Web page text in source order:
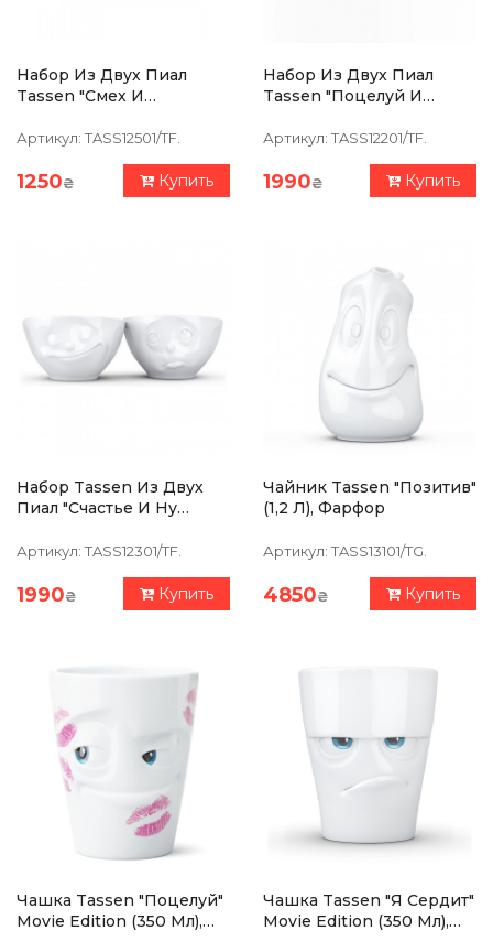
Набор Из Двух Пиал
Tassen "Смех И
Фарфор
Артикул: TASS12501/TF.
1250₴ Купить
Набор Из Двух Пиал
Tassen "Поцелуй И
Фарфор
Артикул: TASS12201/TF.
1990₴ Купить
Набор Tassen Из Двух
Пиал "Счастье И Ну
Фарфор
Артикул: TASS12301/TF.
1990₴ Купить
Чайник Tassen "Позитив"
(1,2 Л), Фарфор
Артикул: TASS13101/TG.
4850₴ Купить
Чашка Tassen "Поцелуй"
Movie Edition (350 Мл),
Чашка Tassen "Я Сердит"
Movie Edition (350 Мл),